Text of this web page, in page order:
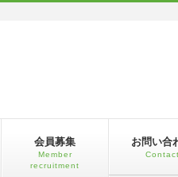
会員募集
Member
recruitment
お問い合
Contact